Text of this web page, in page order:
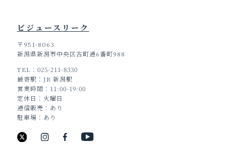
ビジュースリーク
〒951-8063
新潟県新潟市中央区古町通6番町988
TEL
025-211-8330
最寄駅
JR 新潟駅
営業時間
11:00-19:00
定休日
火曜日
通信販売
あり
駐車場
あり